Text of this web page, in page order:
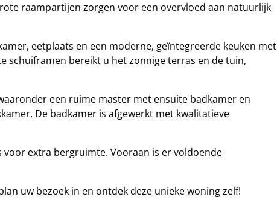
raampartijen zorgen voor een overvloed aan natuurlijk
eetplaats en een moderne, geïntegreerde keuken met
schuiframen bereikt u het zonnige terras en de tuin,
een ruime master met ensuite badkamer en
De badkamer is afgewerkt met kwalitatieve
extra bergruimte. Vooraan is er voldoende
uw bezoek in en ontdek deze unieke woning zelf!